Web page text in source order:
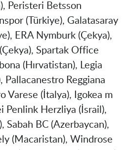
Peristeri Betsson
(Türkiye), Galatasaray
ERA Nymburk (Çekya),
Spartak Office
(Hırvatistan), Legia
Pallacanestro Reggiana
Varese (İtalya), Igokea m
Penlink Herzliya (İsrail),
Sabah BC (Azerbaycan),
(Macaristan), Windrose